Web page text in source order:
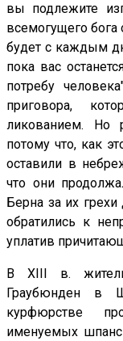
вы подлежите
всемогущего
будет с каждым
пока вас
потребу
приговора,
ликованием. Но
потому что, как
оставили в
что они
Берна за их
обратились к
уплатив
В XIII в. жители
Граубюнден в
курфюрстве
именуемых